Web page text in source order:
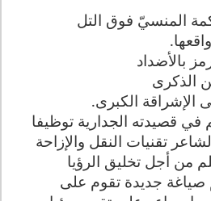
المنسيّ فوق التل
.
بالأضداد
الذكرى
الإشراقة الكبرى.
قصيدته الجدارية توظيفا
تقنيات النقل والإزاحة
من أجل تخليق الرؤيا
صياغة جديدة تقوم على